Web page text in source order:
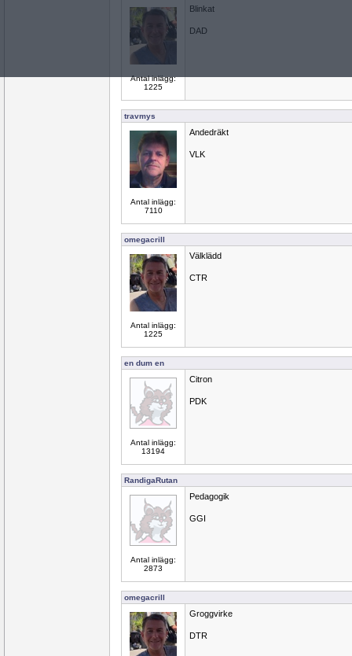
Antal inlägg:
1225
Blinkat
DAD
travmys
Antal inlägg:
7110
Andedräkt
VLK
omegacrill
Antal inlägg:
1225
Välklädd
CTR
en dum en
Antal inlägg:
13194
Citron
PDK
RandigaRutan
Antal inlägg:
2873
Pedagogik
GGI
omegacrill
Groggvirke
DTR